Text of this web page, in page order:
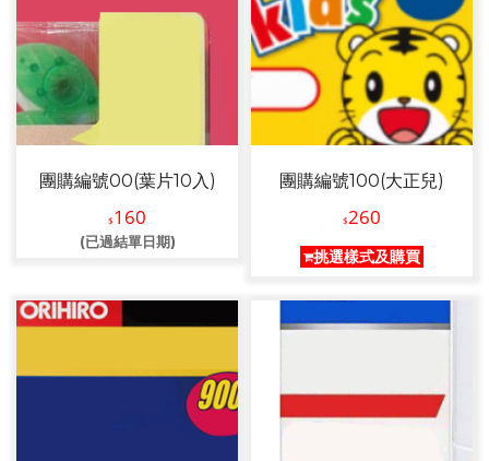
團購編號00(葉片10入)
$160
(已過結單日期)
團購編號100(大正兒)
$260
挑選樣式及購買